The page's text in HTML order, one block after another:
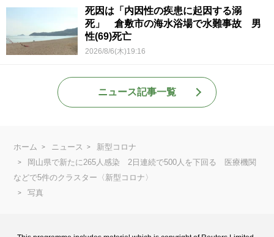
死因は「内因性の疾患に起因する溺
死」 倉敷市の海水浴場で水難事故 男
性(69)死亡
2026/8/6(木)19:16
ニュース記事一覧
ホーム ニュース
新型コロナ
岡山県で新たに265人感染 2日連続で500人を下回る 医療機関
などで5件のクラスター〈新型コロナ〉
写真